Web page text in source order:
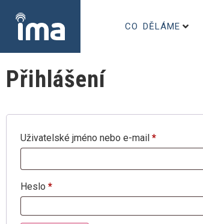
CO DĚLÁME
Přihlášení
Uživatelské jméno nebo e-mail *
Heslo *